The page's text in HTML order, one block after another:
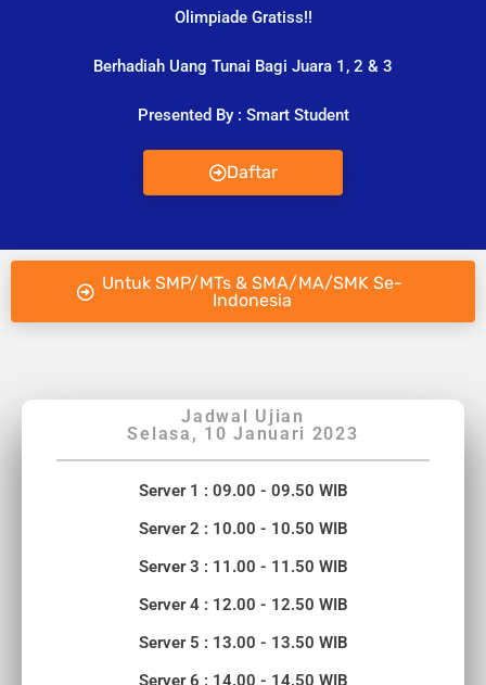
Olimpiade Gratiss!!
Berhadiah Uang Tunai Bagi Juara 1, 2 & 3
Presented By : Smart Student
Daftar
Untuk SMP/MTs & SMA/MA/SMK Se-
Indonesia
Jadwal Ujian
Selasa, 10 Januari 2023
Server 1 : 09.00 - 09.50 WIB
Server 2 : 10.00 - 10.50 WIB
Server 3 : 11.00 - 11.50 WIB
Server 4 : 12.00 - 12.50 WIB
Server 5 : 13.00 - 13.50 WIB
Server 6 : 14.00 - 14.50 WIB